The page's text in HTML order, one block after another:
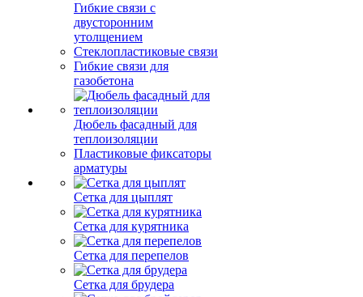
Гибкие связи с
двусторонним
утолщением
Стеклопластиковые связи
Гибкие связи для
газобетона
Дюбель фасадный для
теплоизоляции
Пластиковые фиксаторы
арматуры
Сетка для цыплят
Сетка для курятника
Сетка для перепелов
Сетка для брудера